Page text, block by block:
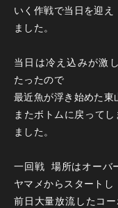
いく作戦で当日を迎え
ました。
当日は冷え込みが激
たったので
最近魚が浮き始めた
またボトムに戻って
ました。
一回戦 場所はオーバ
ヤマメからスタートし
前日大量放流したコ